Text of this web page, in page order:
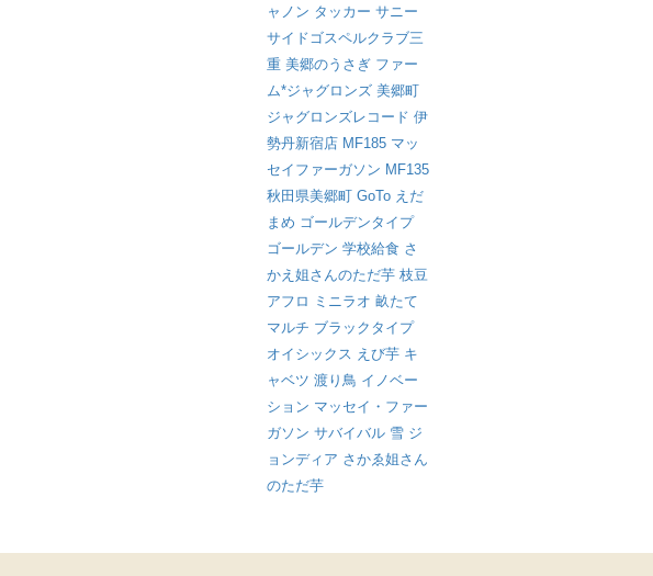
ャノン タッカー サニー
サイドゴスペルクラブ三
重 美郷のうさぎ ファー
ム*ジャグロンズ 美郷町
ジャグロンズレコード 伊
勢丹新宿店 MF185 マッ
セイファーガソン MF135
秋田県美郷町 GoTo えだ
まめ ゴールデンタイプ
ゴールデン 学校給食 さ
かえ姐さんのただ芋 枝豆
アフロ ミニラオ 畝たて
マルチ ブラックタイプ
オイシックス えび芋 キ
ャベツ 渡り鳥 イノベー
ション マッセイ・ファー
ガソン サバイバル 雪 ジ
ョンディア さかゑ姐さん
のただ芋